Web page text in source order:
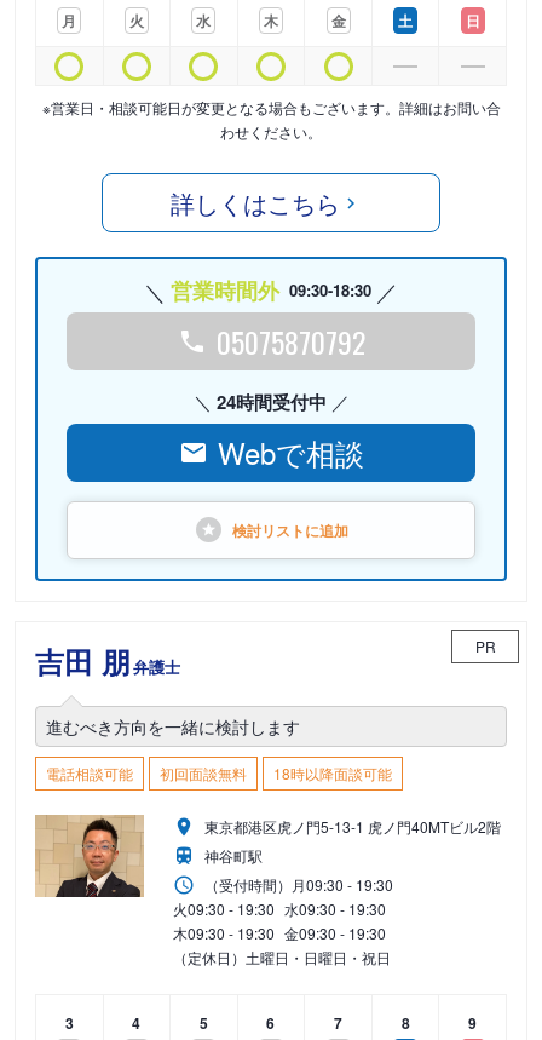
月
火
水
木
金
土
日
※営業日・相談可能日が変更となる場合もございます。詳細はお問い合
わせください。
詳しくはこちら
営業時間外 09:30-18:30
05075870792
24時間受付中
Webで相談
検討リストに追加
吉田 朋弁護士
PR
進むべき方向を一緒に検討します
電話相談可能 初回面談無料 18時以降面談可能
東京都港区虎ノ門5-13-1 虎ノ門40MTビル2階
神谷町駅
（受付時間） 月09:30 - 19:30
火09:30 - 19:30 水09:30 - 19:30
木09:30 - 19:30 金09:30 - 19:30
（定休日）土曜日・日曜日・祝日
3
4
5
6
7
8
9